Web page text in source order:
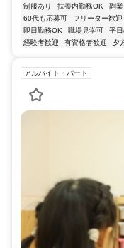
制服あり 扶養内勤務OK 副
60代も応募可
フリーター歓迎
即日勤務OK
職場見学可 平
経験者歓迎
有資格者歓迎 夕
アルバイト・パート